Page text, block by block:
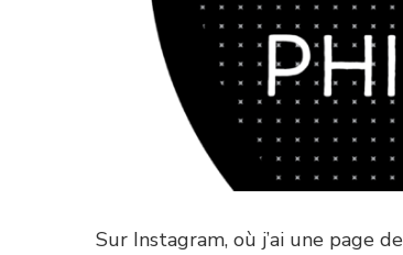
Sur Instagram, où j’ai une page